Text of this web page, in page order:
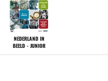
NEDERLAND IN
BEELD - JUNIOR